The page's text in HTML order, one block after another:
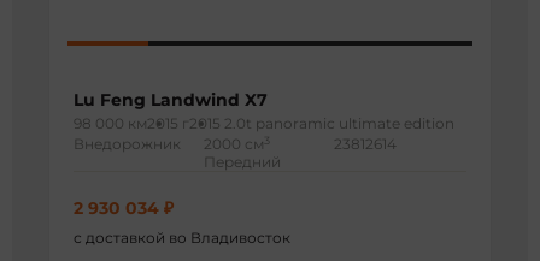
Lu Feng Landwind X7
98 000 км2015 г 2015 2.0t panoramic ultimate edition
Внедорожник
2000 см 3
Передний
23812614
2 930 034 ₽
с доставкой во Владивосток